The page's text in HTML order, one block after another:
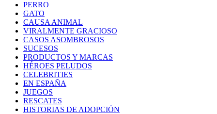
PERRO
GATO
CAUSA ANIMAL
VIRALMENTE GRACIOSO
CASOS ASOMBROSOS
SUCESOS
PRODUCTOS Y MARCAS
HÉROES PELUDOS
CELEBRITIES
EN ESPAÑA
JUEGOS
RESCATES
HISTORIAS DE ADOPCIÓN